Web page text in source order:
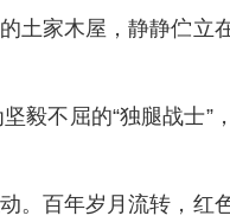
土家木屋，静静伫立
毅不屈的“独腿战士”
。百年岁月流转，红